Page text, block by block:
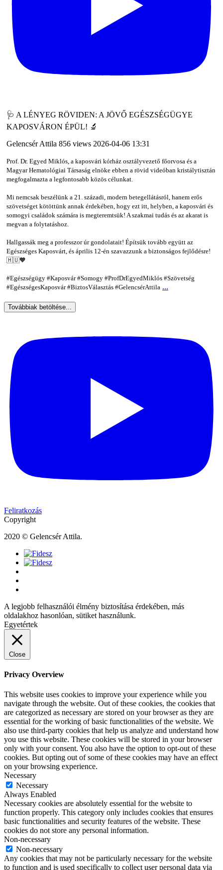
🩺 A LÉNYEG RÖVIDEN: A JÖVŐ EGÉSZSÉGÜGYE
KAPOSVÁRON ÉPÜL! 🔬
Gelencsér Attila 856 views 2026-04-06 13:31
Prof. Dr. Egyed Miklós, a kaposvári kórház osztályvezető főorvosa és a
Magyar Hematológiai Társaság elnöke ebben a rövid videóban kristálytisztán
megfogalmazta a legfontosabb közös célunkat.
Mi nemcsak beszélünk a 21. századi, modern betegellátásról, hanem erős
szövetséget kötöttünk annak érdekében, hogy ezt itt, helyben, a kaposvári és
somogyi családok számára is megteremtsük! A szakmai tudás és az akarat is
megvan a folytatáshoz.
Hallgassák meg a professzor úr gondolatait! Építsük tovább együtt az
Egészséges Kaposvárt, és április 12-én szavazzunk a biztonságos fejlődésre!
🇭🇺🧡
#Egészségügy #Kaposvár #Somogy #ProfDrEgyedMiklós #Szövetség
#EgészségesKaposvár #BiztosVálasztás #GelencsérAttila ...
Továbbiak betöltése...
Feliratkozás
Copyright
2020 © Gelencsér Attila.
A legjobb felhasználói élmény biztosítása érdekében, más
oldalakhoz hasonlóan, sütiket használunk.
Egyetértek
Close
Privacy Overview
This website uses cookies to improve your experience while you
navigate through the website. Out of these cookies, the cookies that
are categorized as necessary are stored on your browser as they are
essential for the working of basic functionalities of the website. We
also use third-party cookies that help us analyze and understand how
you use this website. These cookies will be stored in your browser
only with your consent. You also have the option to opt-out of these
cookies. But opting out of some of these cookies may have an effect
on your browsing experience.
Necessary
Necessary
Always Enabled
Necessary cookies are absolutely essential for the website to
function properly. This category only includes cookies that ensures
basic functionalities and security features of the website. These
cookies do not store any personal information.
Non-necessary
Non-necessary
Any cookies that may not be particularly necessary for the website
to function and is used specifically to collect user personal data via